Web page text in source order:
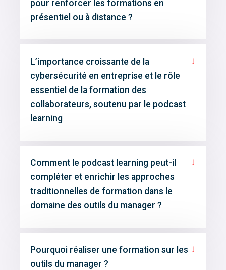
pour renforcer les formations en
présentiel ou à distance ?
L’importance croissante de la
cybersécurité en entreprise et le rôle
essentiel de la formation des
collaborateurs, soutenu par le podcast
learning
↓
Comment le podcast learning peut-il
compléter et enrichir les approches
traditionnelles de formation dans le
domaine des outils du manager ?
↓
Pourquoi réaliser une formation sur les
outils du manager ?
↓